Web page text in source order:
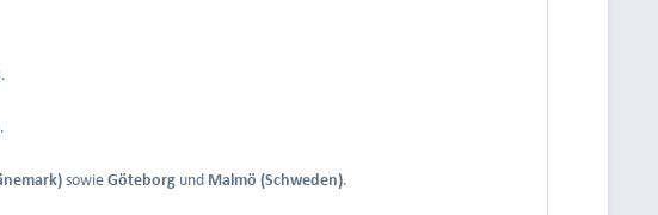
.
sowie Göteborg und Malmö (Schweden).